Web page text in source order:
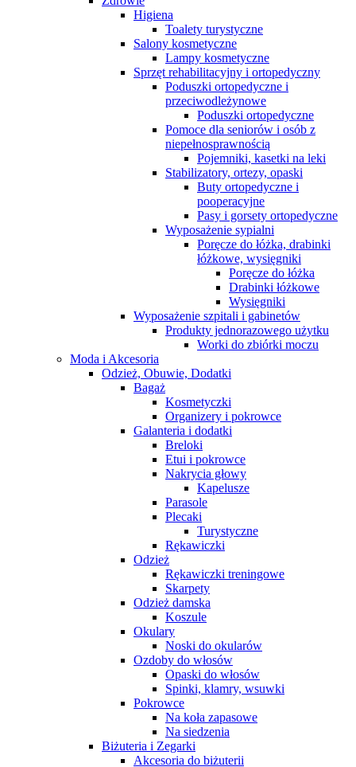
Higiena
Toalety turystyczne
Salony kosmetyczne
Lampy kosmetyczne
Sprzęt rehabilitacyjny i ortopedyczny
Poduszki ortopedyczne i
przeciwodleżynowe
Poduszki ortopedyczne
Pomoce dla seniorów i osób z
niepełnosprawnością
Pojemniki, kasetki na leki
Stabilizatory, ortezy, opaski
Buty ortopedyczne i
pooperacyjne
Pasy i gorsety ortopedyczne
Wyposażenie sypialni
Poręcze do łóżka, drabinki
łóżkowe, wysięgniki
Poręcze do łóżka
Drabinki łóżkowe
Wysięgniki
Wyposażenie szpitali i gabinetów
Produkty jednorazowego użytku
Worki do zbiórki moczu
Moda i Akcesoria
Odzież, Obuwie, Dodatki
Bagaż
Kosmetyczki
Organizery i pokrowce
Galanteria i dodatki
Breloki
Etui i pokrowce
Nakrycia głowy
Kapelusze
Parasole
Plecaki
Turystyczne
Rękawiczki
Odzież
Rękawiczki treningowe
Skarpety
Odzież damska
Koszule
Okulary
Noski do okularów
Ozdoby do włosów
Opaski do włosów
Spinki, klamry, wsuwki
Pokrowce
Na koła zapasowe
Na siedzenia
Biżuteria i Zegarki
Akcesoria do biżuterii